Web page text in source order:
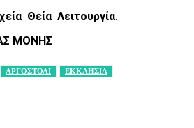
Θεία Λειτουργία.
ΜΟΝΗΣ
ΑΡΓΟΣΤΟΛΙ ΕΚΚΛΗΣΙΑ